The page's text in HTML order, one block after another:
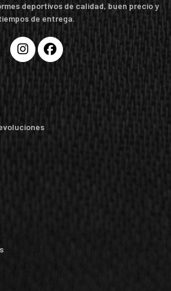
deportivos de calidad, buen precio y
de entrega.